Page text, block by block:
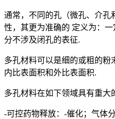
通常，不同的孔（微孔、介孔
性，其更为准确的 定义为：
分不涉及闭孔的表征.
多孔材料可以是细的或粗的
内比表面积和外比表面积.
多孔材料在如下领域具有重大
-可控药物释放：-催化；气体